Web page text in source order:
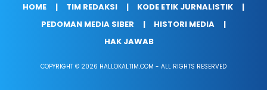
HOME TIM REDAKSI
KODE ETIK JURNALISTIK
PEDOMAN MEDIA SIBER
HISTORI MEDIA
HAK JAWAB
COPYRIGHT © 2026 HALLOKALTIM.COM - ALL RIGHTS RESERVED